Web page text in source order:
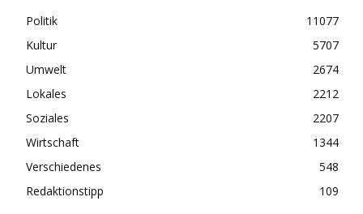
Politik
11077
Kultur
5707
Umwelt
2674
Lokales
2212
Soziales
2207
Wirtschaft
1344
Verschiedenes
548
Redaktionstipp
109